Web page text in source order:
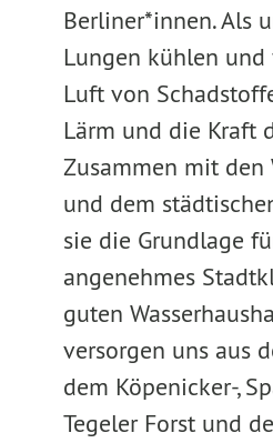
Berliner*innen. Als
Lungen kühlen
Luft von
Lärm und die Kraft
Zusammen mit den
und dem
sie die Grundlage
angenehmes
guten
versorgen uns aus
dem Köpenicker-,
Tegeler Forst und